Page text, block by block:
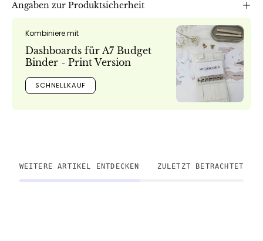
Angaben zur Produktsicherheit
Kombiniere mit
Dashboards für A7 Budget
Binder - Print Version
SCHNELLKAUF
WEITERE ARTIKEL ENTDECKEN ZULETZT BETRACHTET